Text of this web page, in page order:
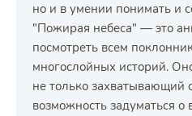
но и в умении понимать и
"Пожирая небеса" — это
посмотреть всем
многослойных историй.
не только захватывающий
возможность задуматься